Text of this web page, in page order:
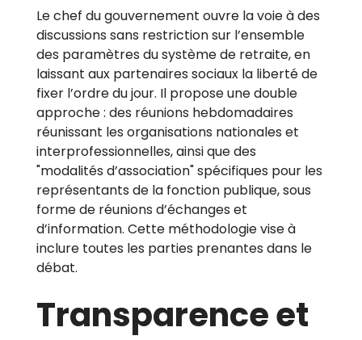
Le chef du gouvernement ouvre la voie à des
discussions sans restriction sur l’ensemble
des paramètres du système de retraite, en
laissant aux partenaires sociaux la liberté de
fixer l’ordre du jour. Il propose une double
approche : des réunions hebdomadaires
réunissant les organisations nationales et
interprofessionnelles, ainsi que des
"modalités d’association" spécifiques pour les
représentants de la fonction publique, sous
forme de réunions d’échanges et
d’information. Cette méthodologie vise à
inclure toutes les parties prenantes dans le
débat.
Transparence et